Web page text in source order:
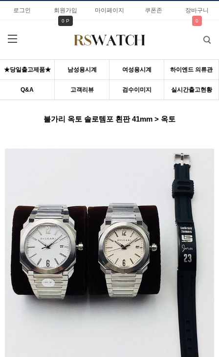
로그인 회원가입
0 P
마이페이지 쿠폰존 장바구니
0
★당일출고제품★ 남성용시계 여성용시계 하이엔드 의류관
Q&A 고객리뷰 검수이미지 실시간출고현황
불가리 옥토 솔로템포 흰판 41mm > 옥토